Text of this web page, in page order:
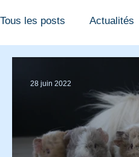
Tous les posts Actualités
28 juin 2022